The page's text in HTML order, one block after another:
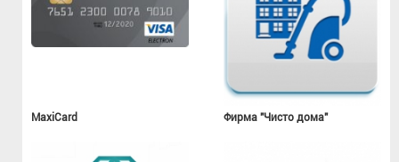
MaxiCard Фирма "Чисто дома"